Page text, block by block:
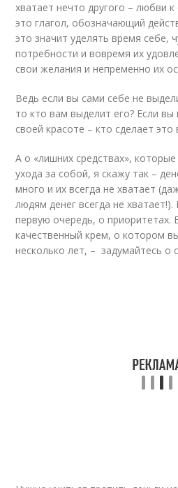
хватает нечто другого – любви
это глагол, обозначающий
это значит уделять время себе,
потребности и вовремя их
свои желания и непременно их
Ведь если вы сами себе не
то кто вам выделит его? Если
своей красоте – кто сделает это
А о «лишних средствах»,
ухода за собой, я скажу так –
много и их всегда не хватает
людям денег всегда не
первую очередь, о приоритетах.
качественный крем, о котором
несколько лет, – задумайтесь о